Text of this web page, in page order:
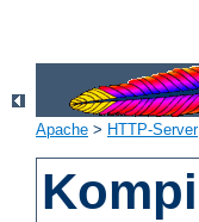
Apache > HTTP-Server